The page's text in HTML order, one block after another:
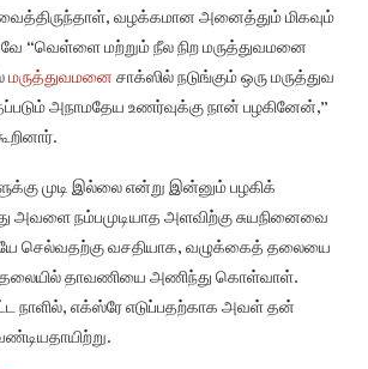
வழக்கமான அனைத்தும் மிகவும்
“வெள்ளை மற்றும் நீல நிற மருத்துவமனை
மருத்துவமனை சாக்ஸில் நடுங்கும் ஒரு மருத்துவ
அநாமதேய உணர்வுக்கு நான் பழகினேன்,”
முடி இல்லை என்று இன்னும் பழகிக்
அவளை நம்பமுடியாத அளவிற்கு சுயநினைவை
செல்வதற்கு வசதியாக, வழுக்கைத் தலையை
தாவணியை அணிந்து கொள்வாள்.
நாளில், எக்ஸ்ரே எடுப்பதற்காக அவள் தன்